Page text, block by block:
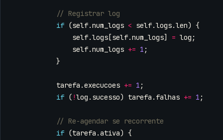
if (self.num_logs < self.logs.len) {
self.logs [self.num_logs] = log ;
self.num_logs += 1 ;
}
tarefa .execucoes += 1 ;
if ( !log . sucesso) tarefa . falhas += 1 ;
if (tarefa .ativa) {